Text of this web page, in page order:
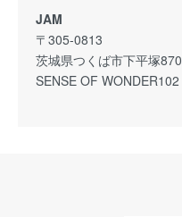
JAM
〒305-0813
茨城県つくば市下平塚
SENSE OF WONDER102